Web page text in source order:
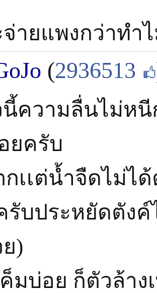
ายแพงกว่าทำ
(2936513
ความลื่นไม่หนี
ยครับ
เเต่น้ำจืดไม่ไ
บประหยัดตังค์
)
มบ่อย ก็ตัวล้า